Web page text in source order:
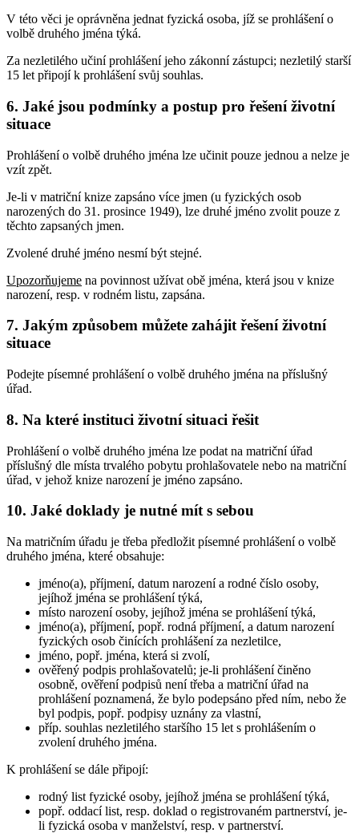
V této věci je oprávněna jednat fyzická osoba, jíž se prohlášení o
volbě druhého jména týká.
Za nezletilého učiní prohlášení jeho zákonní zástupci; nezletilý starší
15 let připojí k prohlášení svůj souhlas.
6. Jaké jsou podmínky a postup pro řešení životní
situace
Prohlášení o volbě druhého jména lze učinit pouze jednou a nelze je
vzít zpět.
Je-li v matriční knize zapsáno více jmen (u fyzických osob
narozených do 31. prosince 1949), lze druhé jméno zvolit pouze z
těchto zapsaných jmen.
Zvolené druhé jméno nesmí být stejné.
Upozorňujeme na povinnost užívat obě jména, která jsou v knize
narození, resp. v rodném listu, zapsána.
7. Jakým způsobem můžete zahájit řešení životní
situace
Podejte písemné prohlášení o volbě druhého jména na příslušný
úřad.
8. Na které instituci životní situaci řešit
Prohlášení o volbě druhého jména lze podat na matriční úřad
příslušný dle místa trvalého pobytu prohlašovatele nebo na matriční
úřad, v jehož knize narození je jméno zapsáno.
10. Jaké doklady je nutné mít s sebou
Na matričním úřadu je třeba předložit písemné prohlášení o volbě
druhého jména, které obsahuje:
jméno(a), příjmení, datum narození a rodné číslo osoby,
jejíhož jména se prohlášení týká,
místo narození osoby, jejíhož jména se prohlášení týká,
jméno(a), příjmení, popř. rodná příjmení, a datum narození
fyzických osob činících prohlášení za nezletilce,
jméno, popř. jména, která si zvolí,
ověřený podpis prohlašovatelů; je-li prohlášení činěno
osobně, ověření podpisů není třeba a matriční úřad na
prohlášení poznamená, že bylo podepsáno před ním, nebo že
byl podpis, popř. podpisy uznány za vlastní,
příp. souhlas nezletilého staršího 15 let s prohlášením o
zvolení druhého jména.
K prohlášení se dále připojí:
rodný list fyzické osoby, jejíhož jména se prohlášení týká,
popř. oddací list, resp. doklad o registrovaném partnerství, je-
li fyzická osoba v manželství, resp. v partnerství.